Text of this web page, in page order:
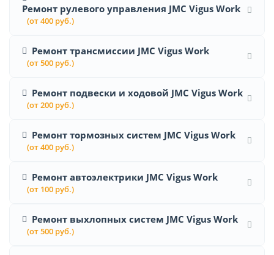
Ремонт рулевого управления JMC Vigus Work
(от 400 руб.)
Ремонт трансмиссии JMC Vigus Work
(от 500 руб.)
Ремонт подвески и ходовой JMC Vigus Work
(от 200 руб.)
Ремонт тормозных систем JMC Vigus Work
(от 400 руб.)
Ремонт автоэлектрики JMC Vigus Work
(от 100 руб.)
Ремонт выхлопных систем JMC Vigus Work
(от 500 руб.)